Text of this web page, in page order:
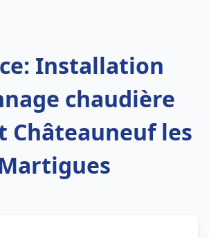
Installation
chaudière
Châteauneuf les